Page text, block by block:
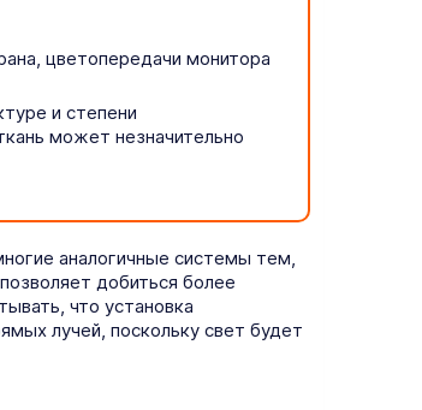
цветопередачи монитора
и степени
может незначительно
аналогичные системы тем,
добиться более
что установка
лучей, поскольку свет будет